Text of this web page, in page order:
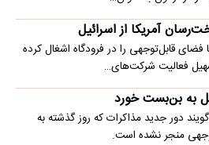
آمریکا از اسرائیل
قابل‌توجهی را در فرودگاه اشغال کرده
فعالیت شرکت‌های…
به بن‌بست خورد
دور جدید مذاکرات که روز گذشته به
منجر نشده است.